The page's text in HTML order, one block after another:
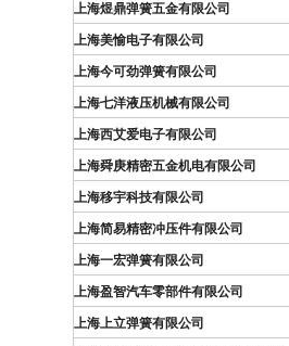
上海煜鼎弹簧五金有限公司
上海美愉电子有限公司
上海今可劲弹簧有限公司
上海七洋液压机械有限公司
上海西艾爱电子有限公司
上海舜庚精密五金机电有限公司
上海移宇科技有限公司
上海简易精密冲压件有限公司
上海一宏弹簧有限公司
上海盈智汽车零部件有限公司
上海上立弹簧有限公司